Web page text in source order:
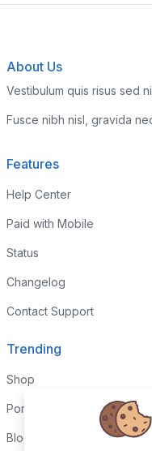
About Us
Vestibulum quis risus sed
Fusce nibh nisl, gravida
Features
Help Center
Paid with Mobile
Status
Changelog
Contact Support
Trending
Shop
Portfolio
Blog